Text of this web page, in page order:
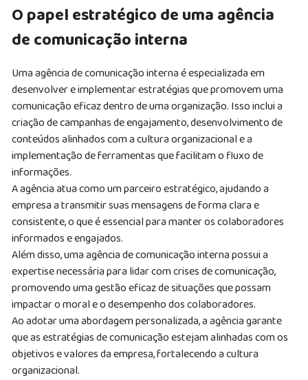
O papel estratégico de uma agência
de comunicação interna
Uma agência de comunicação interna é especializada em
desenvolver e implementar estratégias que promovem uma
comunicação eficaz dentro de uma organização.Isso inclui a
criação de campanhas de engajamento, desenvolvimento de
conteúdos alinhados com a cultura organizacional e a
implementação de ferramentas que facilitam o fluxo de
informações.
A agência atua como um parceiro estratégico, ajudando a
empresa a transmitir suas mensagens de forma clara e
consistente, o que é essencial para manter os colaboradores
informados e engajados.
Além disso, uma agência de comunicação interna possui a
expertise necessária para lidar com crises de comunicação,
promovendo uma gestão eficaz de situações que possam
impactar o moral e o desempenho dos colaboradores.
Ao adotar uma abordagem personalizada, a agência garante
que as estratégias de comunicação estejam alinhadas com os
objetivos e valores da empresa, fortalecendo a cultura
organizacional.